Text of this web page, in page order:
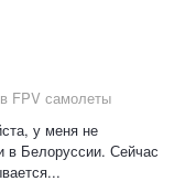
FPV самолеты
у меня не
в Белоруссии. Сейчас